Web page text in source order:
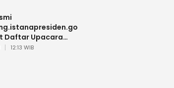
Daftar Upacara
HUT RI di Istana
12:13 WIB